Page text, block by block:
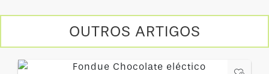
OUTROS ARTIGOS